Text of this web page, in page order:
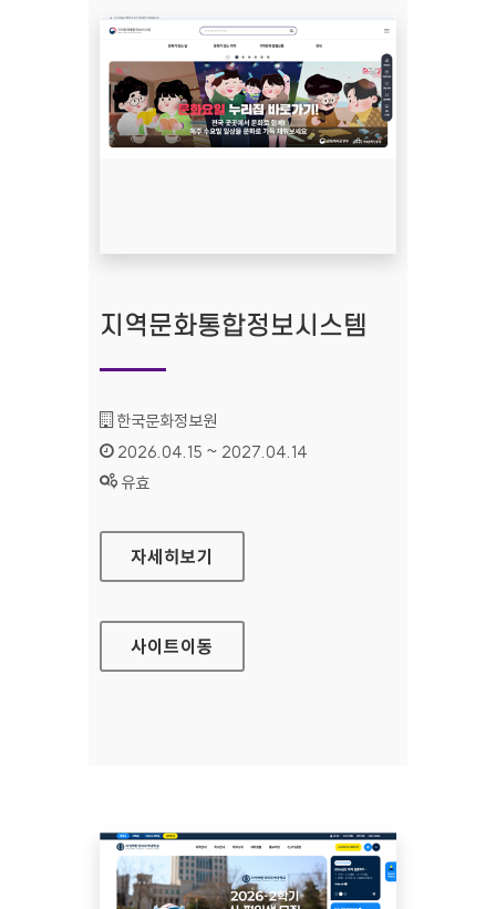
지역문화통합정보시스템
기관명 :
한국문화정보원
인증기간 :
2026.04.15 ~ 2027.04.14
상태 :
유효
지역문화통합정보시스템
자세히보기
사이트이동